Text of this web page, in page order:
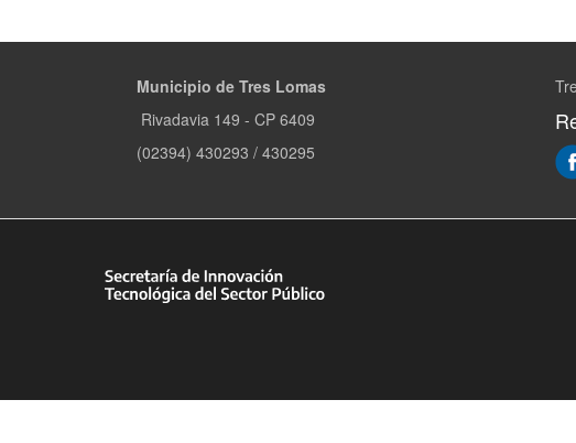
Municipio de Tres Lomas
Rivadavia 149 - CP 6409
(02394) 430293 / 430295